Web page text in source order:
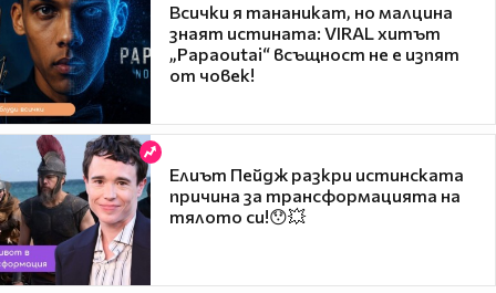
Всички я тананикат, но малцина
знаят истината: VIRAL хитът
„Papaoutai“ всъщност не е изпят
от човек!
Елиът Пейдж разкри истинската
причина за трансформацията на
тялото си!😯💥